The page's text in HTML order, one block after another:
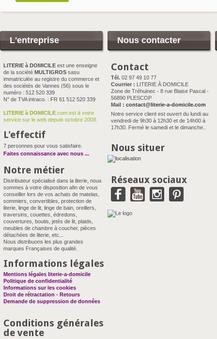
L'entreprise
LITERIE à DOMICILE est une enseigne
de la société MULTIGROS sasu
immatriculée au registre du commerce et
des sociétés de Vannes (56) sous le
numéro : 512 520 339
N° de TVA intraco. : FR 61 512 520 339
LITERIE à DOMICILE .com est à votre
service sur le web depuis octobre 2008.
L'effectif
7 personnes pour vous satisfaire.
Faites connaissance avec nous ...
Notre métier
Distributeur spécialisé dans la literie, nous
sommes à votre disposition afin de vous
conseiller lors de vos achats de matelas,
sommiers, convertibles, protection de
literie, linge de lit, linge de bain, oreillers,
traversins, couettes, édredons,
couvertures, boutis, jetés de lit, plaids,
meubles de chambre à coucher, pièces
détachées de literie, etc...
Nous distribuons les plus grandes
marques Françaises de qualité.
Informations légales
Mentions légales literie-a-domicile
Politique de confidentialité
Informations sur les cookies
Droit de rétractation - Retours
Demande de suppression de données
Conditions générales
de vente
Nous contacter
Contact
Tél. 02 97 49 10 77
Courrier : LITERIE À DOMICILE
Zone de Tréhuinec - 8 rue Blaise Pascal -
56890 PLESCOP
Mail : contact@literie-a-domicile.com
Notre service client est ouvert du lundi au
vendredi de 9h30 à 12h30 et de 14h00 à
17h30. Fermé le samedi et le dimanche..
Nous situer
Réseaux sociaux